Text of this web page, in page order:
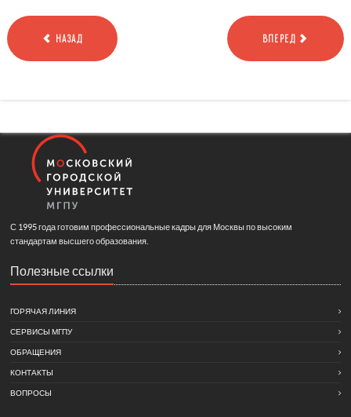
НАЗАД ВПЕРЕД
С 1995 года готовим профессиональные кадры для Москвы по высоким
стандартам высшего образования.
Полезные ссылки
ГОРЯЧАЯ ЛИНИЯ
СЕРВИСЫ МГПУ
ОБРАЩЕНИЯ
КОНТАКТЫ
ВОПРОСЫ